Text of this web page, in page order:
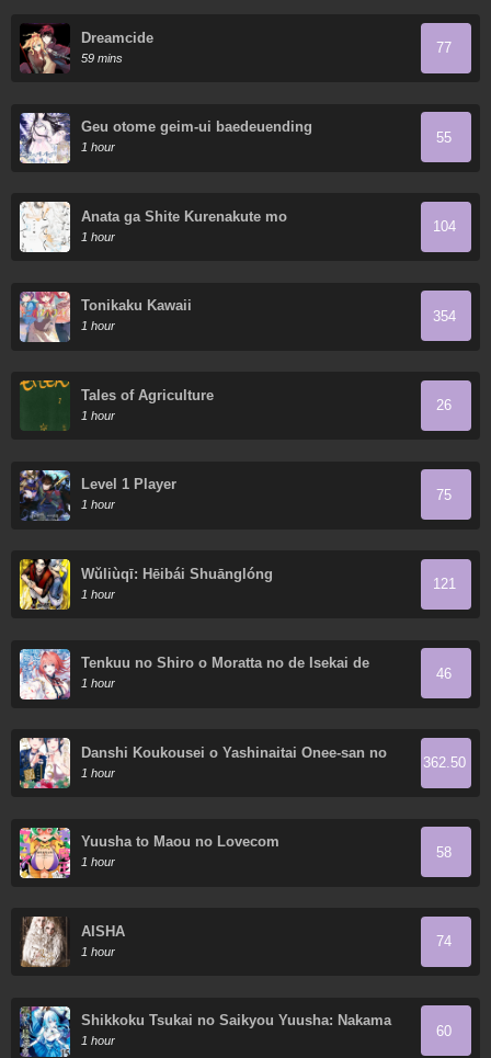
Dreamcide
59 mins
77
Geu otome geim-ui baedeuending
1 hour
55
Anata ga Shite Kurenakute mo
1 hour
104
Tonikaku Kawaii
1 hour
354
Tales of Agriculture
1 hour
26
Level 1 Player
1 hour
75
Wǔliùqī: Hēibái Shuānglóng
1 hour
121
Tenkuu no Shiro o Moratta no de Isekai de
Tanoshiku Asobitai
1 hour
46
Danshi Koukousei o Yashinaitai Onee-san no
Hanashi
1 hour
362.50
Yuusha to Maou no Lovecom
1 hour
58
AISHA
1 hour
74
Shikkoku Tsukai no Saikyou Yuusha: Nakama
Zen'in ni Uragirareta no de Saikyou no Mamono
to Kumimasu
1 hour
60